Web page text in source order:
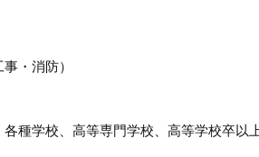
・消防）
種学校、高等専門学校、高等学校卒以